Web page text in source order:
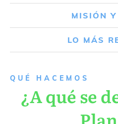
MISIÓN
LO MÁS
QUÉ HACEMOS
¿A qué se